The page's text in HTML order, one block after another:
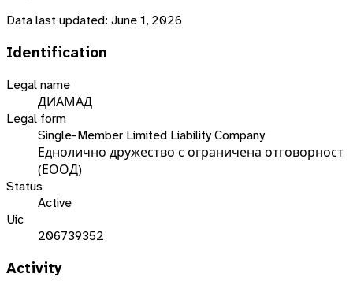
Data last updated: June 1, 2026
Identification
Legal name
ДИАМАД
Legal form
Single-Member Limited Liability Company
Еднолично дружество с ограничена отговорност
(ЕООД)
Status
Active
Uic
206739352
Activity